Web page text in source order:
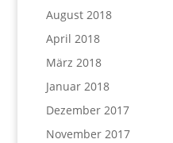
August 2018
April 2018
März 2018
Januar 2018
Dezember 2017
November 2017